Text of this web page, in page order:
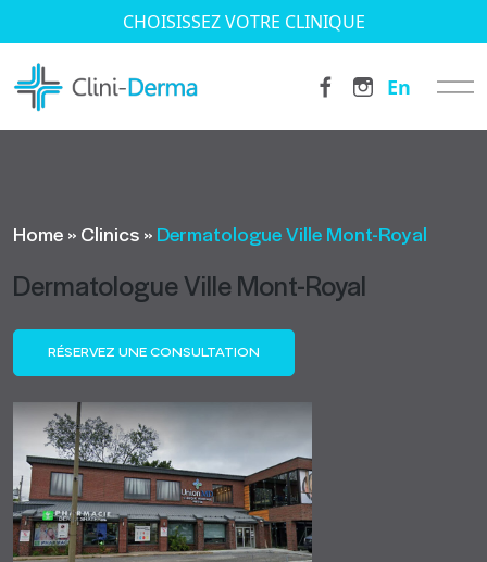
CHOISISSEZ VOTRE CLINIQUE
En
Home » Clinics » Dermatologue Ville Mont-Royal
Dermatologue Ville Mont-Royal
RÉSERVEZ UNE CONSULTATION